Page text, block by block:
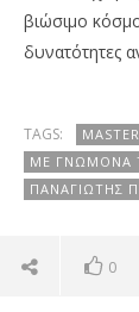
βιώσιμο
δυνατότητες
TAGS:
ΜΕ ΓΝΏΜΟΝΑ
ΠΑΝΑΓΙΏΤΗΣ
0